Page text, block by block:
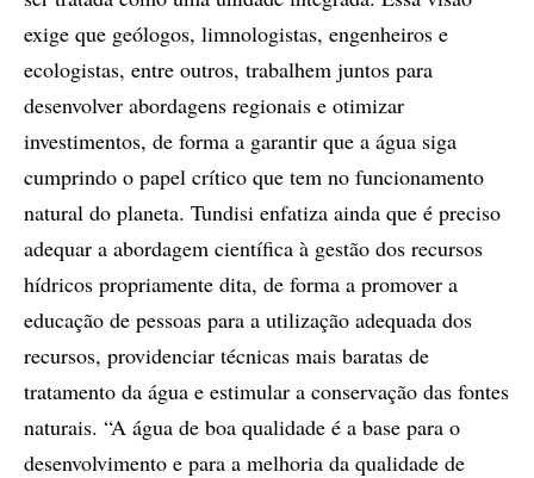
exige que geólogos, limnologistas, engenheiros e
ecologistas, entre outros, trabalhem juntos para
desenvolver abordagens regionais e otimizar
investimentos, de forma a garantir que a água siga
cumprindo o papel crítico que tem no funcionamento
natural do planeta. Tundisi enfatiza ainda que é preciso
adequar a abordagem científica à gestão dos recursos
hídricos propriamente dita, de forma a promover a
educação de pessoas para a utilização adequada dos
recursos, providenciar técnicas mais baratas de
tratamento da água e estimular a conservação das fontes
naturais. “A água de boa qualidade é a base para o
desenvolvimento e para a melhoria da qualidade de